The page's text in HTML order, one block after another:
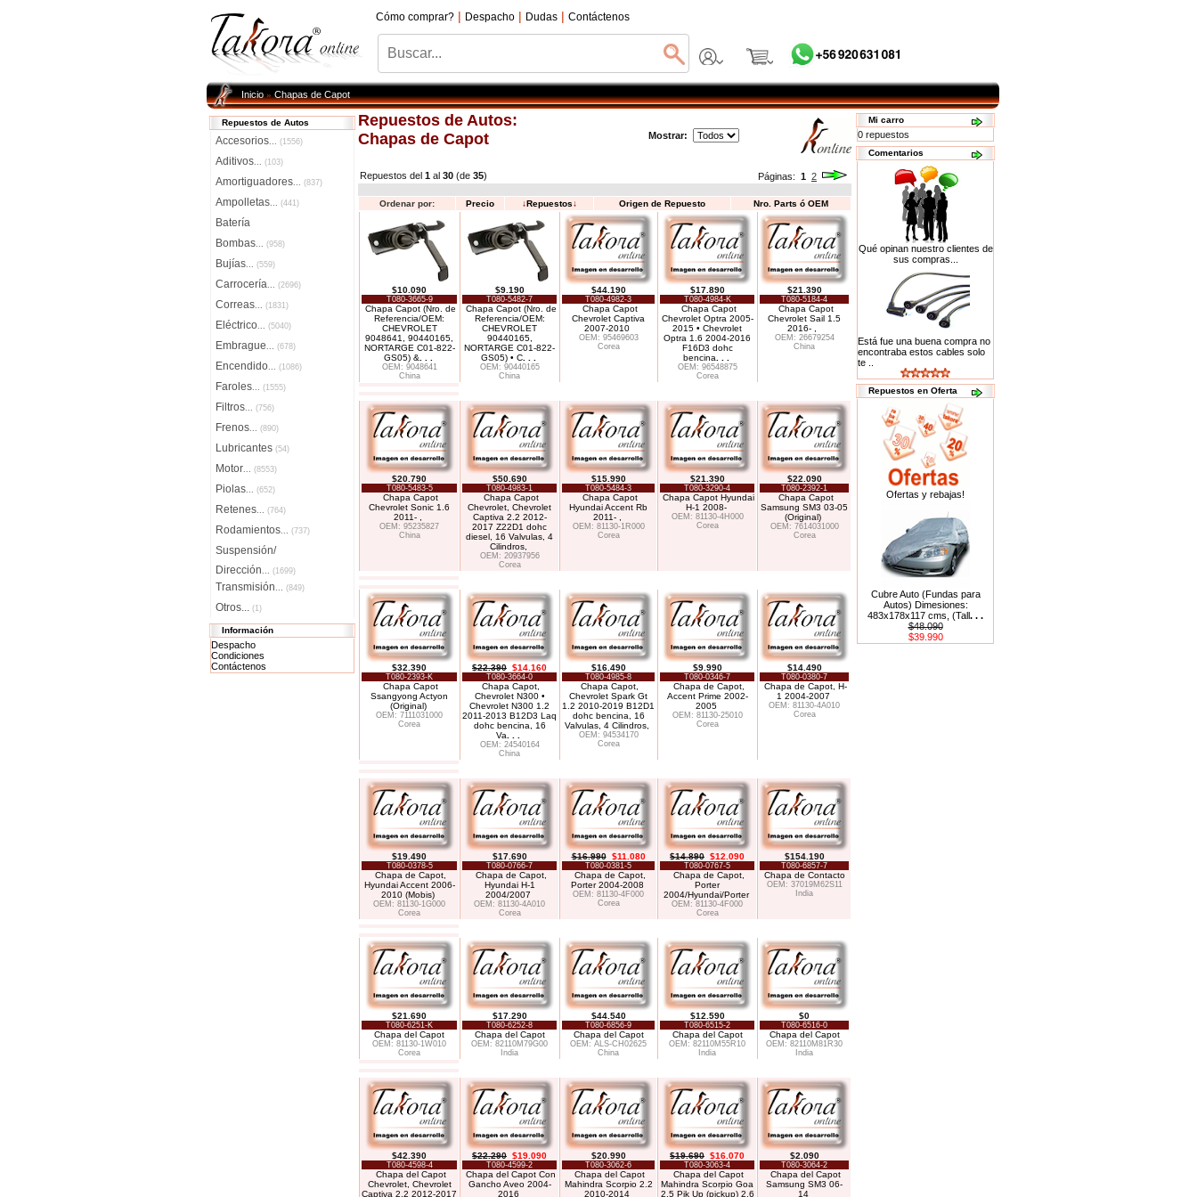
Cómo comprar? | Despacho | Dudas | Contáctenos
Inicio»Chapas de Capot
Repuestos de Autos
Accesorios... (1556)
Aditivos... (103)
Amortiguadores... (837)
Ampolletas... (441)
Batería
Bombas... (958)
Bujías... (559)
Carrocería... (2696)
Correas... (1831)
Eléctrico... (5040)
Embrague... (678)
Encendido... (1086)
Faroles... (1555)
Filtros... (756)
Frenos... (890)
Lubricantes (54)
Motor... (8553)
Piolas... (652)
Retenes... (764)
Rodamientos... (737)
Suspensión/
Dirección... (1699)
Transmisión... (849)
Otros... (1)
Información
Despacho
Condiciones
Contáctenos
Repuestos de Autos:
Chapas de Capot
Mostrar:
Repuestos del 1 al 30 (de 35) Páginas: 1 2
Ordenar por: Precio ↓Repuestos↓ Origen de Repuesto Nro. Parts ó OEM
$10.090
T080-3665-9
Chapa Capot (Nro. de
Referencia/OEM:
CHEVROLET
9048641, 90440165,
NORTARGE C01-822-
GS05) &
OEM: 9048641
China
$9.190
T080-5482-7
Chapa Capot (Nro. de
Referencia/OEM:
CHEVROLET
90440165,
NORTARGE C01-822-
GS05) • C. . .
OEM: 90440165
China
$44.190
T080-4982-3
Chapa Capot
Chevrolet Captiva
2007-2010
OEM: 95469603
Corea
$17.890
T080-4984-K
Chapa Capot
Chevrolet Optra 2005-
2015 • Chevrolet
Optra 1.6 2004-2016
F16D3 dohc
bencina
OEM: 96548875
Corea
$21.390
T080-5184-4
Chapa Capot
Chevrolet Sail 1.5
2016- ,
OEM: 26679254
China
$20.790
T080-5483-5
Chapa Capot
Chevrolet Sonic 1.6
2011- ,
OEM: 95235827
China
$50.690
T080-4983-1
Chapa Capot
Chevrolet, Chevrolet
Captiva 2.2 2012-
2017 Z22D1 dohc
diesel, 16 Valvulas, 4
Cilindros,
OEM: 20937956
Corea
$15.990
T080-5484-3
Chapa Capot
Hyundai Accent Rb
2011- ,
OEM: 81130-1R000
Corea
$21.390
T080-3290-4
Chapa Capot Hyundai
H-1 2008-
OEM: 81130-4H000
Corea
$22.090
T080-2392-1
Chapa Capot
Samsung SM3 03-05
(Original)
OEM: 7614031000
Corea
$32.390
T080-2393-K
Chapa Capot
Ssangyong Actyon
(Original)
OEM: 7111031000
Corea
$22.390 $14.160
T080-3664-0
Chapa Capot,
Chevrolet N300 •
Chevrolet N300 1.2
2011-2013 B12D3 Laq
dohc bencina, 16
Va
OEM: 24540164
China
$16.490
T080-4985-8
Chapa Capot,
Chevrolet Spark Gt
1.2 2010-2019 B12D1
dohc bencina, 16
Valvulas, 4 Cilindros,
OEM: 94534170
Corea
$9.990
T080-0346-7
Chapa de Capot,
Accent Prime 2002-
2005
OEM: 81130-25010
Corea
$14.490
T080-0380-7
Chapa de Capot, H-
1 2004-2007
OEM: 81130-4A010
Corea
$19.490
T080-0378-5
Chapa de Capot,
Hyundai Accent 2006-
2010 (Mobis)
OEM: 81130-1G000
Corea
$17.690
T080-0766-7
Chapa de Capot,
Hyundai H-1
2004/2007
OEM: 81130-4A010
Corea
$16.990 $11.080
T080-0381-5
Chapa de Capot,
Porter 2004-2008
OEM: 81130-4F000
Corea
$14.890 $12.090
T080-0767-5
Chapa de Capot,
Porter
2004/Hyundai/Porter
OEM: 81130-4F000
Corea
$154.190
T080-6857-7
Chapa de Contacto
OEM: 37019M62S11
India
$21.690
T080-6251-K
Chapa del Capot
OEM: 81130-1W010
Corea
$17.290
T080-6252-8
Chapa del Capot
OEM: 82110M79G00
India
$44.540
T080-6856-9
Chapa del Capot
OEM: ALS-CH02625
China
$12.590
T080-6515-2
Chapa del Capot
OEM: 82110M55R10
India
$0
T080-6516-0
Chapa del Capot
OEM: 82110M81R30
India
$42.390
T080-4598-4
Chapa del Capot
Chevrolet, Chevrolet
Captiva 2.2 2012-2017
$22.290 $19.090
T080-4599-2
Chapa del Capot Con
Gancho Aveo 2004-
2016
$20.990
T080-3062-6
Chapa del Capot
Mahindra Scorpio 2.2
2010-2014
$19.690 $16.070
T080-3063-4
Chapa del Capot
Mahindra Scorpio Goa
2.5 Pik Up (pickup) 2.6
$2.090
T080-3064-2
Chapa del Capot
Samsung SM3 06-
14
Mi carro
0 repuestos
Comentarios
Qué opinan nuestro clientes de
sus compras...
Está fue una buena compra no
encontraba estos cables solo
te ..
Repuestos en Oferta
Ofertas y rebajas!
Cubre Auto (Fundas para
Autos) Dimesiones:
483x178x117 cms, (Tall. . .
$48.090
$39.990